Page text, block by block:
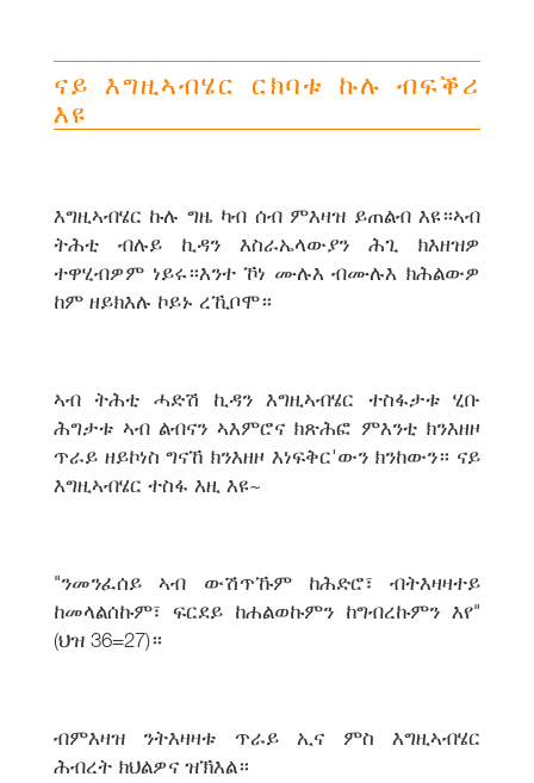
ናይ እግዚኣብሄር ርክባቱ ኩሉ ብፍቕሪ
እዩ
እግዚኣብሄር ኩሉ ግዜ ካብ ሰብ ምእዛዝ ይጠልብ እዩ።ኣብ
ትሕቲ ብሉይ ኪዳን እስራኤላውያን ሕጊ ክእዘዝዎ
ተዋሂብዎም ነይሩ።እንተ ኾነ ሙሉእ ብሙሉእ ክሕልውዎ
ከም ዘይክእሉ ኮይኑ ረኺቦሞ።
ኣብ ትሕቲ ሓድሽ ኪዳን እግዚኣብሄር ተስፋታቱ ሂቡ
ሕግታቱ ኣብ ልብናን ኣእምሮና ክጽሕፎ ምእንቲ ክንእዘዞ
ጥራይ ዘይኮነስ ግናኸ ክንእዘዞ እነፍቅር'ውን ክንከውን። ናይ
እግዚኣብሄር ተስፋ እዚ እዩ~
"ንመንፈሰይ ኣብ ውሽጥኹም ከሕድሮ፣ ብትእዛዛተይ
ከመላልሰኩም፣ ፍርደይ ከሐልወኩምን ከግብረኩምን እየ"
(ህዝ 36=27)።
ብምእዛዝ ንትእዛዛቱ ጥራይ ኢና ምስ እግዚኣብሄር
ሕብረት ክህልዎና ዝኽእል።